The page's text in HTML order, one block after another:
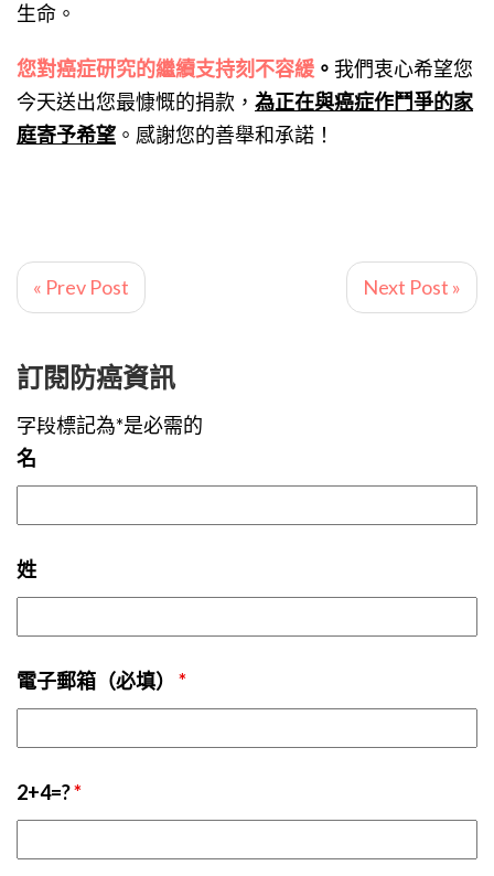
生命。
您對癌症研究的繼續支持刻不容緩 。 我們衷心希望您
今天送出您最慷慨的捐款， 為正在與癌症作鬥爭的家
庭寄予希望 。感謝您的善舉和承諾！
« Prev Post Next Post »
訂閱防癌資訊
字段標記為*是必需的
名
姓
電子郵箱（必填） *
2+4=?*